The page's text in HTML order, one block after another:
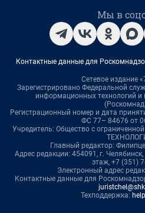
Мы в
Контактные данные для
Сетевое издание
Зарегистрировано Федеральной
информационных технологий
Регистрационный номер и дата
ФС 77– 84676 от
Учредитель: Общество с
Главный редактор:
Адрес редакции: 454091, г.
этаж, +7 (351)
Электронный адрес
Контактные данные для
Техподдержка: